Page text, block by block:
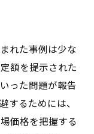
れた事例は少な
額を提示された
った問題が報告
するためには、
価格を把握する